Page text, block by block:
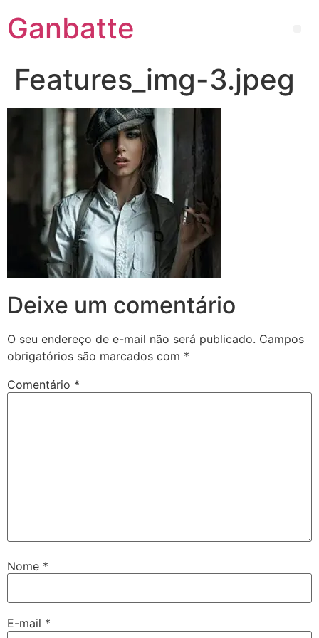
Ganbatte
Features_img-3.jpeg
Deixe um comentário
O seu endereço de e-mail não será publicado. Campos
obrigatórios são marcados com *
Comentário *
Nome *
E-mail *